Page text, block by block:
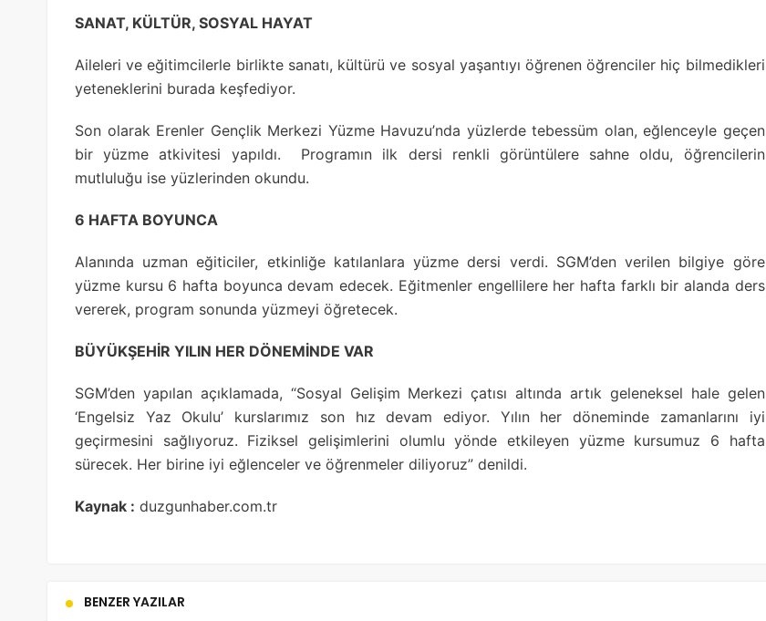
SANAT, KÜLTÜR, SOSYAL HAYAT
Aileleri ve eğitimcilerle birlikte sanatı, kültürü ve sosyal yaşantıyı öğrenen öğrenciler hiç bilmedikleri
yeteneklerini burada keşfediyor.
Son olarak Erenler Gençlik Merkezi Yüzme Havuzu’nda yüzlerde tebessüm olan, eğlenceyle geçen
bir yüzme atkivitesi yapıldı. Programın ilk dersi renkli görüntülere sahne oldu, öğrencilerin
mutluluğu ise yüzlerinden okundu.
6 HAFTA BOYUNCA
Alanında uzman eğiticiler, etkinliğe katılanlara yüzme dersi verdi. SGM’den verilen bilgiye göre
yüzme kursu 6 hafta boyunca devam edecek. Eğitmenler engellilere her hafta farklı bir alanda ders
vererek, program sonunda yüzmeyi öğretecek.
BÜYÜKŞEHİR YILIN HER DÖNEMİNDE VAR
SGM’den yapılan açıklamada, “Sosyal Gelişim Merkezi çatısı altında artık geleneksel hale gelen
‘Engelsiz Yaz Okulu’ kurslarımız son hız devam ediyor. Yılın her döneminde zamanlarını iyi
geçirmesini sağlıyoruz. Fiziksel gelişimlerini olumlu yönde etkileyen yüzme kursumuz 6 hafta
sürecek. Her birine iyi eğlenceler ve öğrenmeler diliyoruz” denildi.
Kaynak : duzgunhaber.com.tr
BENZER YAZILAR